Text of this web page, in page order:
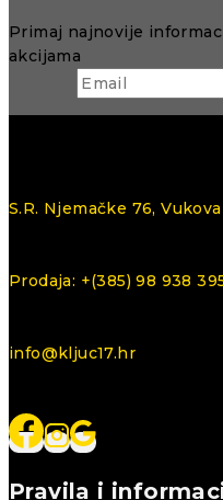
Primaj najnovije
akcijama
S.R. Njemačke 76,
Prodaja: +(385) 98 938
info@kljuc17.hr
Pravila i